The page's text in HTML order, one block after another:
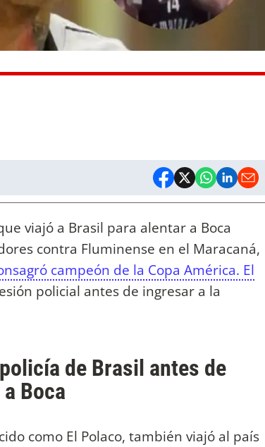
viajó a Brasil para alentar a Boca
contra Fluminense en el Maracaná,
campeón de la Copa América. El
policial antes de ingresar a la
de Brasil antes de
Boca
como El Polaco, también viajó al país